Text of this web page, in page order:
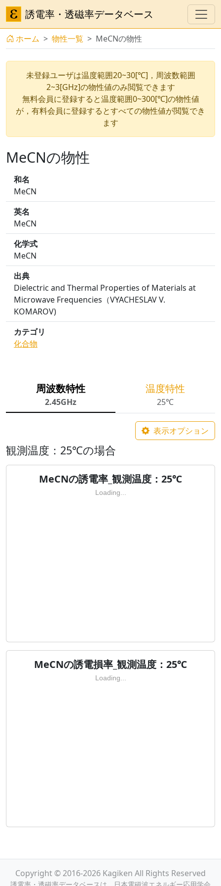
誘電率・透磁率データベース
ホーム 物性一覧 MeCNの物性
未登録ユーザは温度範囲20~30[℃]，周波数範囲
2~3[GHz]の物性値のみ閲覧できます
無料会員に登録すると温度範囲0~300[℃]の物性値
が，有料会員に登録するとすべての物性値が閲覧でき
ます
MeCNの物性
和名
MeCN
英名
MeCN
化学式
MeCN
出典
Dielectric and Thermal Properties of Materials at
Microwave Frequencies（VYACHESLAV V.
KOMAROV)
カテゴリ
化合物
周波数特性
2.45GHz
温度特性
25℃
表示オプション
観測温度：25℃の場合
MeCNの誘電率_観測温度：25℃
Loading...
MeCNの誘電損率_観測温度：25℃
Loading...
Copyright © 2016-2026 Kagiken All Rights Reserved